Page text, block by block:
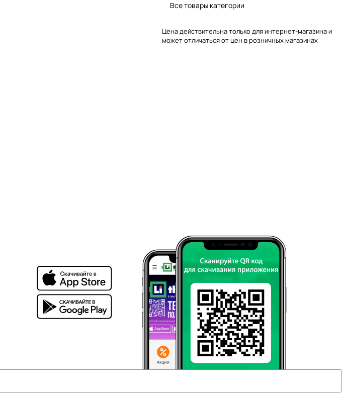
Все товары категории
Цена действительна только для интернет-магазина и
может отличаться от цен в розничных магазинах